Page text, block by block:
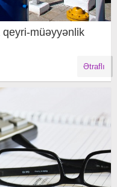
qeyri-müəyyənlik
Ətraflı